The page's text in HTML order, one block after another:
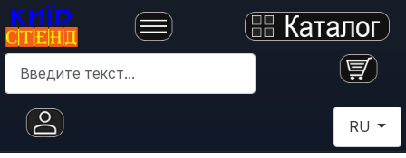
Поиск
RU